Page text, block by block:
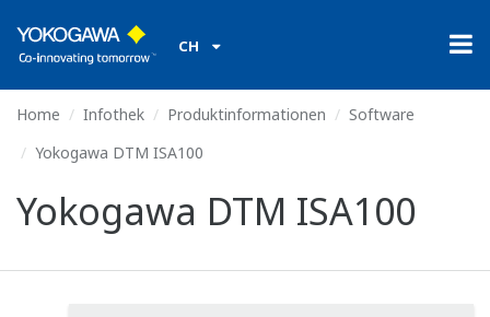
CH
Home Infothek Produktinformationen
Software
Yokogawa DTM ISA100
Yokogawa DTM ISA100